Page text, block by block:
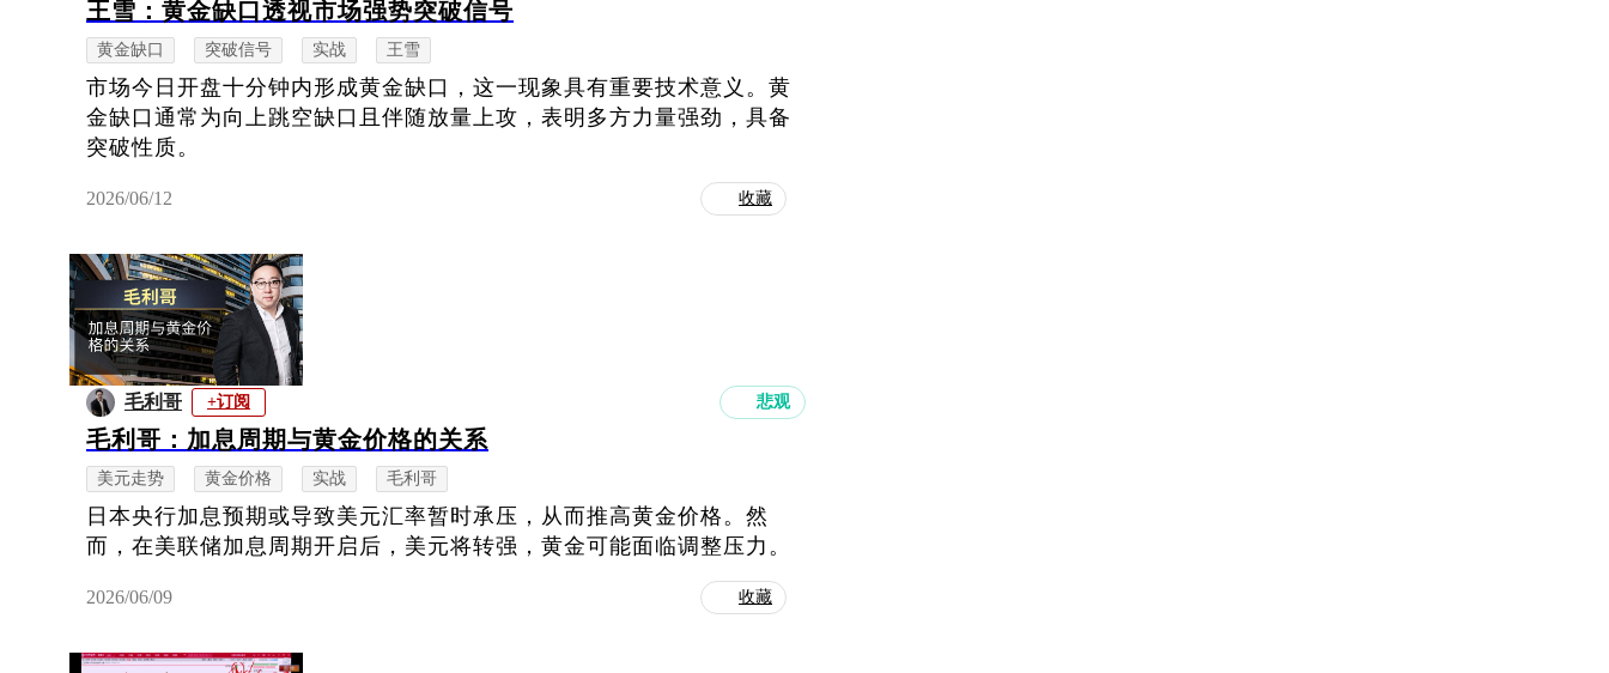
王雪：黄金缺口透视市场强势突破信号
黄金缺口 突破信号 实战 王雪
市场今日开盘十分钟内形成黄金缺口，这一现象具有重要技术意义。黄
金缺口通常为向上跳空缺口且伴随放量上攻，表明多方力量强劲，具备
突破性质。
2026/06/12 收藏
毛利哥 +订阅 悲观
毛利哥：加息周期与黄金价格的关系
美元走势 黄金价格 实战 毛利哥
日本央行加息预期或导致美元汇率暂时承压，从而推高黄金价格。然
而，在美联储加息周期开启后，美元将转强，黄金可能面临调整压力。
2026/06/09 收藏